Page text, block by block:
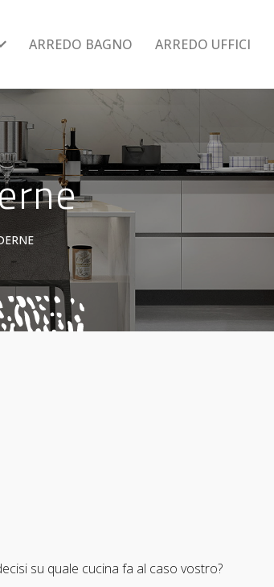
ARREDO BAGNO ARREDO UFFICI
su quale cucina fa al caso vostro?